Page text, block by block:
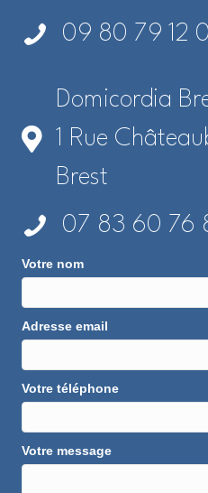
09 80 79 12
Domicordia
1 Rue
Brest
07 83 60 76
Votre nom
Adresse email
Votre téléphone
Votre message